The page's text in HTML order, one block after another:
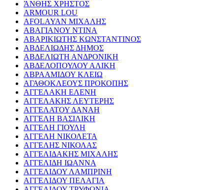
ΆΝΘΗΣ ΧΡΗΣΤΟΣ
ARMOUR LOU
AFOLAYAN ΜΙΧΑΛΗΣ
ΑΒΑΓΙΑΝΟΥ ΝΤΙΝΑ
ΑΒΑΡΙΚΙΩΤΗΣ ΚΩΝΣΤΑΝΤΙΝΟΣ
ΑΒΔΕΛΙΩΔΗΣ ΔΗΜΟΣ
ΑΒΔΕΛΙΩΤΗ ΑΝΔΡΟΝΙΚΗ
ΑΒΔΕΛΟΠΟΥΛΟΥ ΑΛΙΚΗ
ΑΒΡΑΑΜΙΔΟΥ ΚΛΕΙΩ
ΑΓΑΘΟΚΛΕΟΥΣ ΠΡΟΚΟΠΗΣ
ΑΓΓΕΛΑΚΗ ΕΛΕΝΗ
ΑΓΓΕΛΑΚΗΣ ΛΕΥΤΕΡΗΣ
ΑΓΓΕΛΑΤΟΥ ΔΑΝΑΗ
ΑΓΓΕΛΗ ΒΑΣΙΛΙΚΗ
ΑΓΓΕΛΗ ΓΙΟΥΛΗ
ΑΓΓΕΛΗ ΝΙΚΟΛΕΤΑ
ΑΓΓΕΛΗΣ ΝΙΚΟΛΑΣ
ΑΓΓΕΛΙΔΑΚΗΣ ΜΙΧΑΛΗΣ
ΑΓΓΕΛΙΔΗ ΙΩΑΝΝΑ
ΑΓΓΕΛΙΔΟΥ ΛΑΜΠΡΙΝΗ
ΑΓΓΕΛΙΔΟΥ ΠΕΛΑΓΙΑ